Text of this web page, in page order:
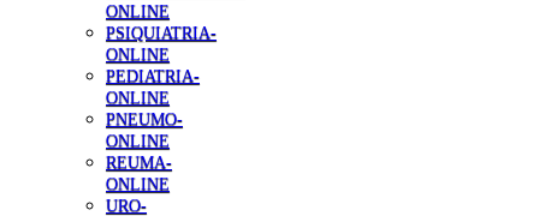
ONLINE
PSIQUIATRIA-
ONLINE
PEDIATRIA-
ONLINE
PNEUMO-
ONLINE
REUMA-
ONLINE
URO-